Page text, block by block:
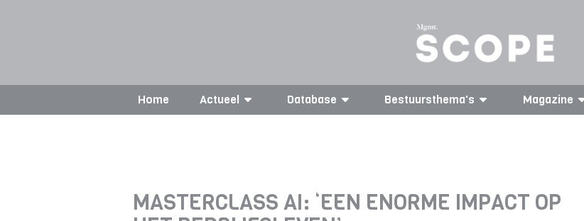
Home Actueel Database Bestuursthema's Magazine
MASTERCLASS AI: ‘EEN ENORME IMPACT OP